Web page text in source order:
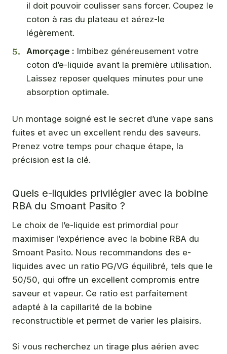
il doit pouvoir coulisser sans forcer. Coupez le
coton à ras du plateau et aérez-le
légèrement.
Amorçage : Imbibez généreusement votre
coton d’e-liquide avant la première utilisation.
Laissez reposer quelques minutes pour une
absorption optimale.
Un montage soigné est le secret d’une vape sans
fuites et avec un excellent rendu des saveurs.
Prenez votre temps pour chaque étape, la
précision est la clé.
Quels e-liquides privilégier avec la bobine
RBA du Smoant Pasito ?
Le choix de l’e-liquide est primordial pour
maximiser l’expérience avec la bobine RBA du
Smoant Pasito. Nous recommandons des e-
liquides avec un ratio PG/VG équilibré, tels que le
50/50, qui offre un excellent compromis entre
saveur et vapeur. Ce ratio est parfaitement
adapté à la capillarité de la bobine
reconstructible et permet de varier les plaisirs.
Si vous recherchez un tirage plus aérien avec